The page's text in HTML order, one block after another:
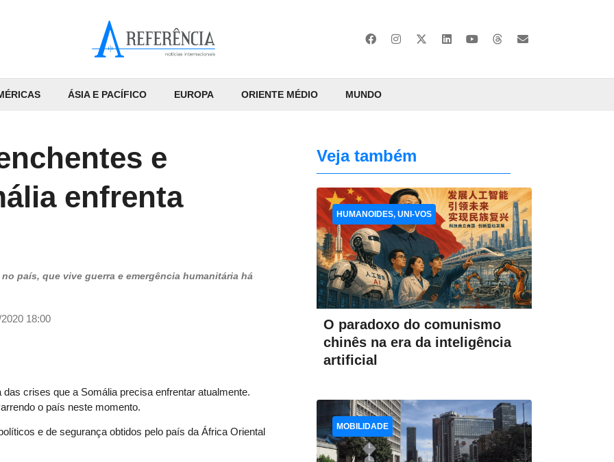
ÁSIA E PACÍFICO EUROPA ORIENTE MÉDIO MUNDO
e
enfrenta
país, que vive guerra e emergência humanitária há
18:00
crises que a Somália precisa enfrentar atualmente.
o país neste momento.
e de segurança obtidos pelo país da África Oriental
Veja também
O paradoxo do comunismo
chinês na era da inteligência
artificial
HUMANOIDES, UNI-VOS
MOBILIDADE